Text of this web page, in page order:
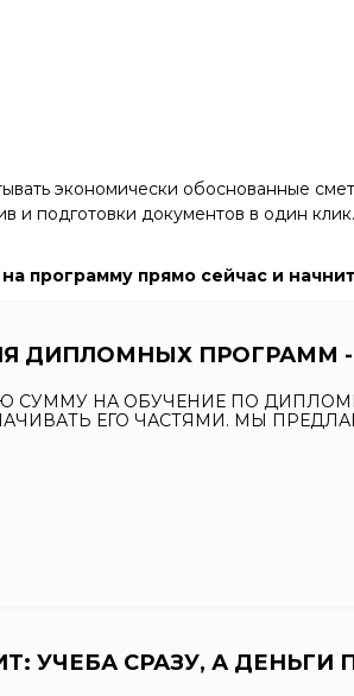
экономически обоснованные
и подготовки документов в один
программу прямо сейчас и
ДИПЛОМНЫХ ПРОГРАММ
СУММУ НА ОБУЧЕНИЕ ПО
ЕГО ЧАСТЯМИ. МЫ
УЧЕБА СРАЗУ, А ДЕНЬГИ